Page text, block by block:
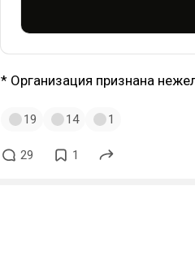
* Организация признана
19 14 1
29 1